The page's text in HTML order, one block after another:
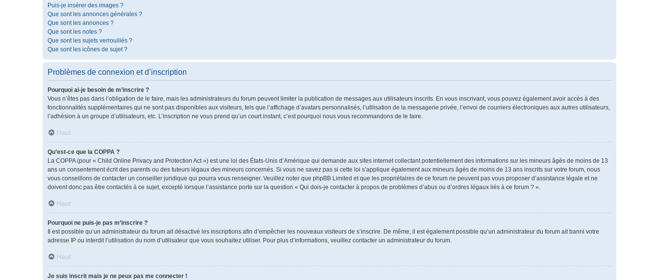
Puis-je insérer des images ?
Que sont les annonces générales ?
Que sont les annonces ?
Que sont les notes ?
Que sont les sujets verrouillés ?
Que sont les icônes de sujet ?
Problèmes de connexion et d’inscription
Pourquoi ai-je besoin de m’inscrire ?
Vous n’êtes pas dans l’obligation de le faire, mais les administrateurs du forum peuvent limiter la publication de messages aux utilisateurs inscrits. En vous inscrivant, vous pouvez également avoir accès à des
fonctionnalités supplémentaires qui ne sont pas disponibles aux visiteurs, tels que l’affichage d’avatars personnalisés, l’utilisation de la messagerie privée, l’envoi de courriers électroniques aux autres utilisateurs,
l’adhésion à un groupe d’utilisateurs, etc. L’inscription ne vous prend qu’un court instant, c’est pourquoi nous vous recommandons de le faire.
Haut
Qu’est-ce que la COPPA ?
La COPPA (pour « Child Online Privacy and Protection Act ») est une loi des États-Unis d’Amérique qui demande aux sites internet collectant potentiellement des informations sur les mineurs âgés de moins de 13
ans un consentement écrit des parents ou des tuteurs légaux des mineurs concernés. Si vous ne savez pas si cette loi s’applique également aux mineurs âgés de moins de 13 ans inscrits sur votre forum, nous
vous conseillons de contacter un conseiller juridique qui pourra vous renseigner. Veuillez noter que phpBB Limited et que les propriétaires de ce forum ne peuvent pas vous proposer d’assistance légale et ne
doivent donc pas être contactés à ce sujet, excepté lorsque l’assistance porte sur la question « Qui dois-je contacter à propos de problèmes d’abus ou d’ordres légaux liés à ce forum ? ».
Haut
Pourquoi ne puis-je pas m’inscrire ?
Il est possible qu’un administrateur du forum ait désactivé les inscriptions afin d’empêcher les nouveaux visiteurs de s’inscrire. De même, il est également possible qu’un administrateur du forum ait banni votre
adresse IP ou interdit l’utilisation du nom d’utilisateur que vous souhaitez utiliser. Pour plus d’informations, veuillez contacter un administrateur du forum.
Haut
Je suis inscrit mais je ne peux pas me connecter !